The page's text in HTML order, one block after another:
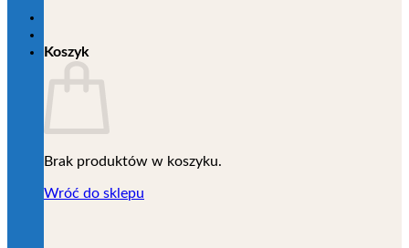
Koszyk
Brak produktów w koszyku.
Wróć do sklepu